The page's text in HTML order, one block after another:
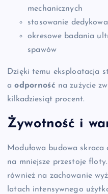
mechanicznych
stosowanie
okresowe badania
spawów
Dzięki temu eksploatacja
aodporność na zużycie
kilkadziesiąt procent.
Żywotność i
Modułowa budowa skraca
na mniejsze przestoje
również na zachowanie
latach intensywnego